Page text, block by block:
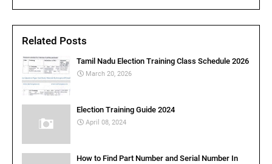
Related Posts
Tamil Nadu Election Training Class Schedule 2026
March 20, 2026
Election Training Guide 2024
April 08, 2024
How to Find Part Number and Serial Number In